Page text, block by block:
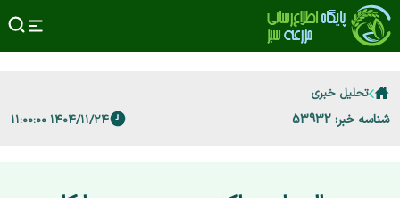
تحلیل خبری
شناسه خبر: 53932 ۱۴۰۴/۱۱/۲۴ ۱۱:۰۰:۰۰